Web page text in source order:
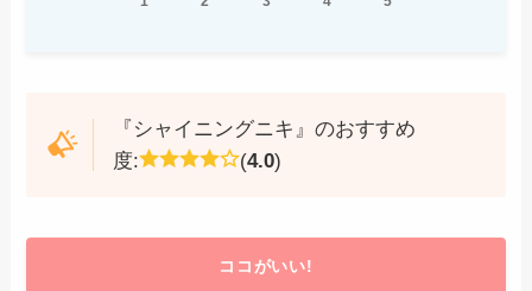
『シャイニングニキ』のおすすめ
度:
(4.0)
ココがいい!